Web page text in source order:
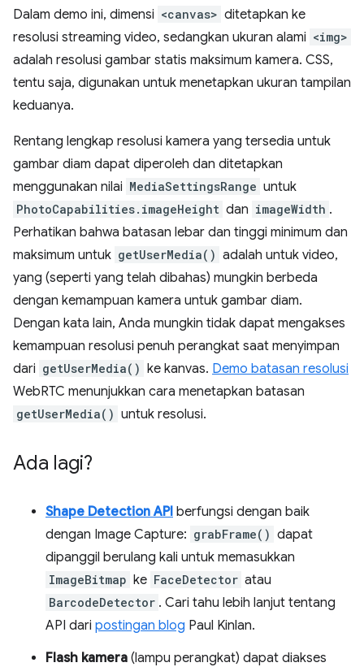
Dalam demo ini, dimensi <canvas> ditetapkan ke
resolusi streaming video, sedangkan ukuran alami <img>
adalah resolusi gambar statis maksimum kamera. CSS,
tentu saja, digunakan untuk menetapkan ukuran tampilan
keduanya.
Rentang lengkap resolusi kamera yang tersedia untuk
gambar diam dapat diperoleh dan ditetapkan
menggunakan nilai MediaSettingsRange untuk
PhotoCapabilities.imageHeight dan imageWidth .
Perhatikan bahwa batasan lebar dan tinggi minimum dan
maksimum untuk getUserMedia() adalah untuk video,
yang (seperti yang telah dibahas) mungkin berbeda
dengan kemampuan kamera untuk gambar diam.
Dengan kata lain, Anda mungkin tidak dapat mengakses
kemampuan resolusi penuh perangkat saat menyimpan
dari getUserMedia() ke kanvas. Demo batasan resolusi
WebRTC menunjukkan cara menetapkan batasan
getUserMedia() untuk resolusi.
Ada lagi?
Shape Detection API berfungsi dengan baik
dengan Image Capture: grabFrame() dapat
dipanggil berulang kali untuk memasukkan
ImageBitmap ke FaceDetector atau
BarcodeDetector . Cari tahu lebih lanjut tentang
API dari postingan blog Paul Kinlan.
Flash kamera (lampu perangkat) dapat diakses